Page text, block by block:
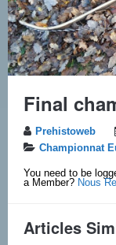
Final
Prehistoweb
Championnat
You need to be
a Member? Nous
Articles